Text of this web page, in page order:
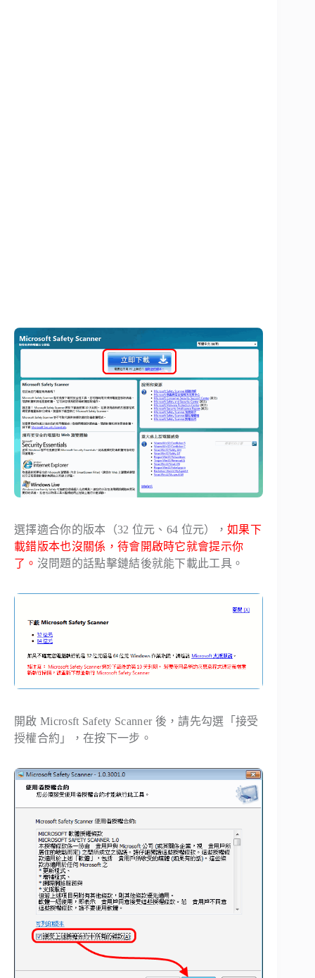
選擇適合你的版本（32 位元、64 位元），如果下
載錯版本也沒關係，待會開啟時它就會提示你
了。 沒問題的話點擊鏈結後就能下載此工具。
開啟 Microsft Safety Scanner 後，請先勾選「接受
授權合約」，在按下一步。